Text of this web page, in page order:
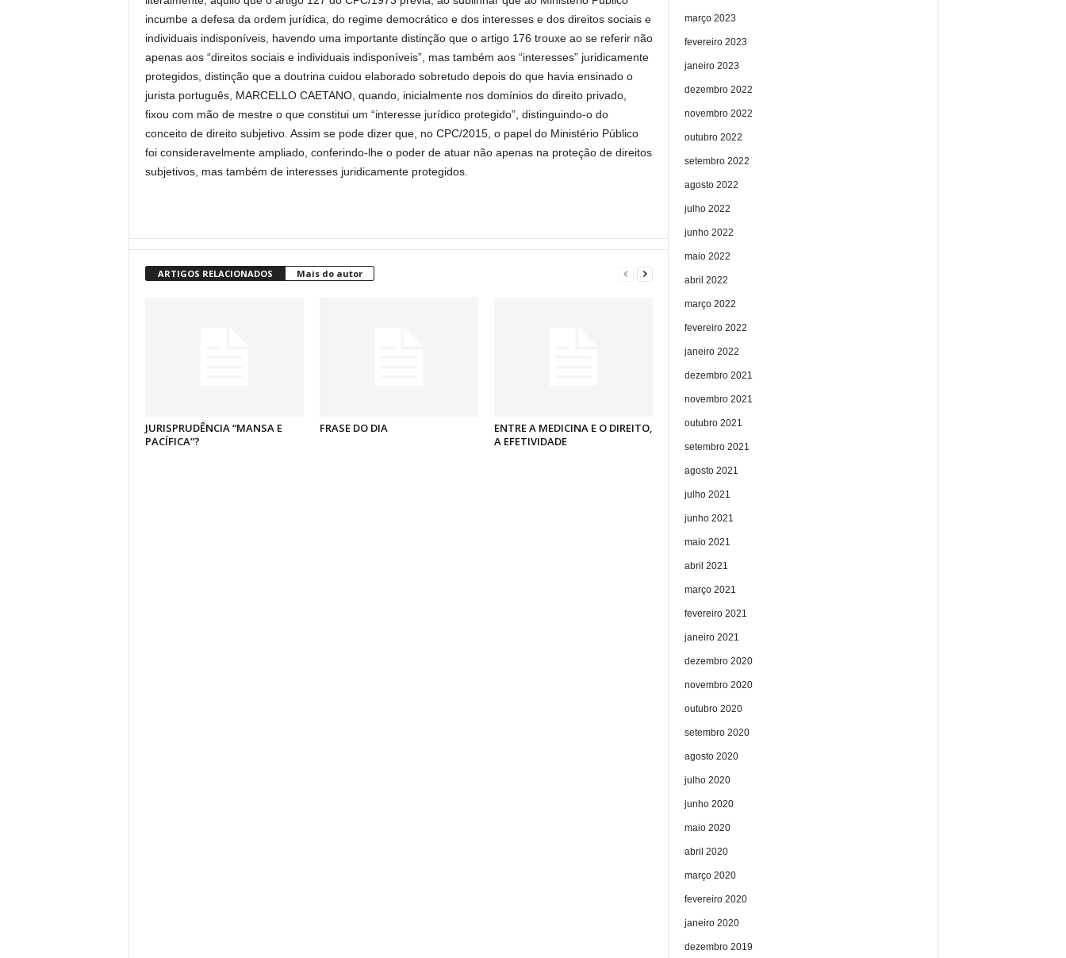
incumbe a defesa da ordem jurídica, do regime democrático e dos interesses e dos direitos sociais e
individuais indisponíveis, havendo uma importante distinção que o artigo 176 trouxe ao se referir não
apenas aos “direitos sociais e individuais indisponíveis”, mas também aos “interesses” juridicamente
protegidos, distinção que a doutrina cuidou elaborado sobretudo depois do que havia ensinado o
jurista português, MARCELLO CAETANO, quando, inicialmente nos domínios do direito privado,
fixou com mão de mestre o que constitui um “interesse jurídico protegido”, distinguindo-o do
conceito de direito subjetivo. Assim se pode dizer que, no CPC/2015, o papel do Ministério Público
foi consideravelmente ampliado, conferindo-lhe o poder de atuar não apenas na proteção de direitos
subjetivos, mas também de interesses juridicamente protegidos.
ARTIGOS RELACIONADOS Mais do autor
JURISPRUDÊNCIA “MANSA E
PACÍFICA”?
FRASE DO DIA
ENTRE A MEDICINA E O DIREITO,
A EFETIVIDADE
março 2023
fevereiro 2023
janeiro 2023
dezembro 2022
novembro 2022
outubro 2022
setembro 2022
agosto 2022
julho 2022
junho 2022
maio 2022
abril 2022
março 2022
fevereiro 2022
janeiro 2022
dezembro 2021
novembro 2021
outubro 2021
setembro 2021
agosto 2021
julho 2021
junho 2021
maio 2021
abril 2021
março 2021
fevereiro 2021
janeiro 2021
dezembro 2020
novembro 2020
outubro 2020
setembro 2020
agosto 2020
julho 2020
junho 2020
maio 2020
abril 2020
março 2020
fevereiro 2020
janeiro 2020
dezembro 2019